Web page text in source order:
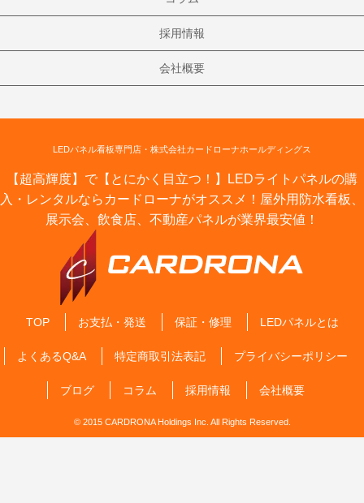
採用情報
会社概要
LEDパネル看板専門店・株式会社カードローナホールディングス
【超高輝度】で【とにかく目立つ！】LEDライトパネルの購
入・レンタルならカードローナがオススメ！屋外用防水看板、
展示会、飲食店、不動産パネルが業界最安値！
TOP お支払・発送 保証・修理 LEDパネルとは
よくあるQ&A 特定商取引法表記 プライバシーポリシー
ブログ コラム 採用情報 会社概要
© 2015 CARDRONA Holdings Inc. All Rights Reserved.